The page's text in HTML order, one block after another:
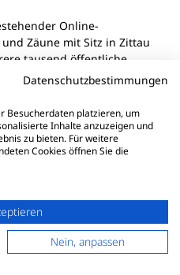
Online-
Zäune mit Sitz in Zittau
tausend öffentliche
Rückgaberecht und der
sprechen für die…
Datenschutzbestimmungen
Besucherdaten platzieren, um
Inhalte anzuzeigen und
zu bieten. Für weitere
Cookies öffnen Sie die
Nein, anpassen